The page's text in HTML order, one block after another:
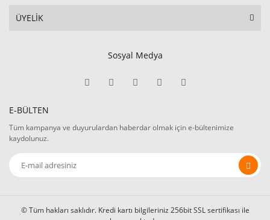
ÜYELİK
Sosyal Medya
E-BÜLTEN
Tüm kampanya ve duyurulardan haberdar olmak için e-bültenimize
kaydolunuz.
© Tüm hakları saklıdır. Kredi kartı bilgileriniz 256bit SSL sertifikası ile